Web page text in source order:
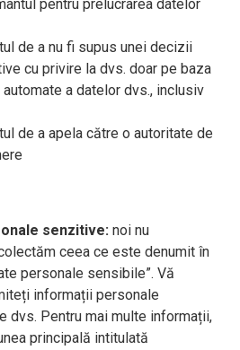
pentru prelucrarea datelor
de a nu fi supus unei decizii
cu privire la dvs. doar pe baza
a datelor dvs., inclusiv
de a apela către o autoritate de
senzitive: noi nu
ceea ce este denumit în
personale sensibile”. Vă
informații personale
dvs. Pentru mai multe informații,
principală intitulată